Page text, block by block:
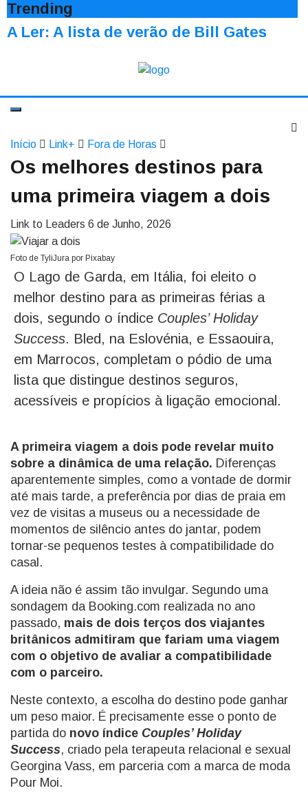
Trending
A Ler: A lista de verão de Bill Gates
Início Link+ Fora de Horas
Os melhores destinos para
uma primeira viagem a dois
Link to Leaders 6 de Junho, 2026
Foto de TyliJura por Pixabay
O Lago de Garda, em Itália, foi eleito o
melhor destino para as primeiras férias a
dois, segundo o índice Couples’ Holiday
Success. Bled, na Eslovénia, e Essaouira,
em Marrocos, completam o pódio de uma
lista que distingue destinos seguros,
acessíveis e propícios à ligação emocional.
A primeira viagem a dois pode revelar muito
sobre a dinâmica de uma relação. Diferenças
aparentemente simples, como a vontade de dormir
até mais tarde, a preferência por dias de praia em
vez de visitas a museus ou a necessidade de
momentos de silêncio antes do jantar, podem
tornar-se pequenos testes à compatibilidade do
casal.
A ideia não é assim tão invulgar. Segundo uma
sondagem da Booking.com realizada no ano
passado, mais de dois terços dos viajantes
britânicos admitiram que fariam uma viagem
com o objetivo de avaliar a compatibilidade
com o parceiro.
Neste contexto, a escolha do destino pode ganhar
um peso maior. É precisamente esse o ponto de
partida do novo índice Couples’ Holiday
Success, criado pela terapeuta relacional e sexual
Georgina Vass, em parceria com a marca de moda
Pour Moi.